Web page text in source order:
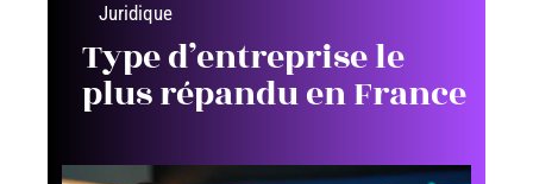
Juridique
Type d’entreprise le
plus répandu en France